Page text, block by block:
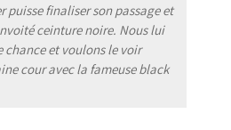
puisse finaliser son passage et
ceinture noire. Nous lui
chance et voulons le voir
cour avec la fameuse black